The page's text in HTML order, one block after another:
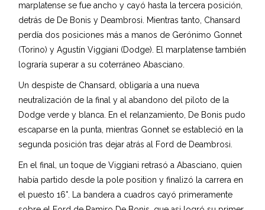
marplatense se fue ancho y cayó hasta la tercera posición,
detrás de De Bonis y Deambrosi. Mientras tanto, Chansard
perdía dos posiciones más a manos de Gerónimo Gonnet
(Torino) y Agustín Viggiani (Dodge). El marplatense también
lograría superar a su coterráneo Abasciano.
Un despiste de Chansard, obligaría a una nueva
neutralización de la final y al abandono del piloto de la
Dodge verde y blanca. En el relanzamiento, De Bonis pudo
escaparse en la punta, mientras Gonnet se estableció en la
segunda posición tras dejar atrás al Ford de Deambrosi.
En el final, un toque de Viggiani retrasó a Abasciano, quien
había partido desde la pole position y finalizó la carrera en
el puesto 16°. La bandera a cuadros cayó primeramente